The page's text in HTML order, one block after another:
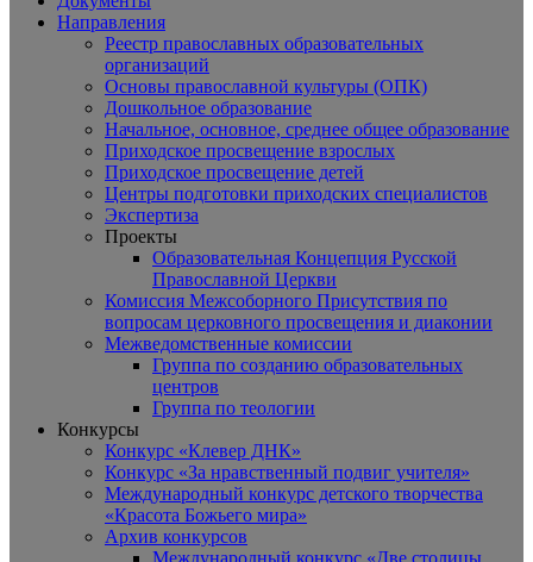
Направления
Реестр православных образовательных
организаций
Основы православной культуры (ОПК)
Дошкольное образование
Начальное, основное, среднее общее образование
Приходское просвещение взрослых
Приходское просвещение детей
Центры подготовки приходских специалистов
Экспертиза
Проекты
Образовательная Концепция Русской
Православной Церкви
Комиссия Межсоборного Присутствия по
вопросам церковного просвещения и диаконии
Межведомственные комиссии
Группа по созданию образовательных
центров
Группа по теологии
Конкурсы
Конкурс «Клевер ДНК»
Конкурс «За нравственный подвиг учителя»
Международный конкурс детского творчества
«Красота Божьего мира»
Архив конкурсов
Международный конкурс «Две столицы